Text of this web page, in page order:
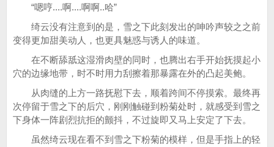
“嗯哼....啊....啊啊..哈”
绮云没有注意到的是，雪之下此刻发出的呻吟声较之之前
变得更加甜美动人，也更具魅惑与诱人的味道。
在不断舔舐这湿滑肉壁的同时，也腾出右手开始抚摸起小
穴的边缘地带，时不时用力刮擦着那暴露在外的凸起美鲍。
从肉缝的上方一路抚慰下去，顺着跨间不停摸索。最终再
次停留于雪之下的后穴，刚刚触碰到粉菊处时，就感受到雪之
下身体一阵剧烈抗拒的颤抖，不过旋即又马上安定了下去。
虽然绮云现在看不到雪之下粉菊的模样，但是手指上的轻